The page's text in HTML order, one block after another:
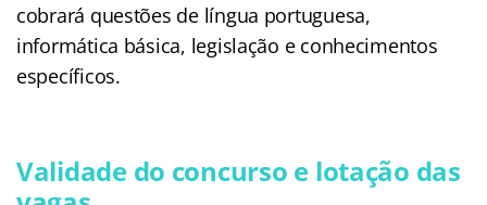
cobrará questões de língua portuguesa,
informática básica, legislação e conhecimentos
específicos.
Validade do concurso e lotação das